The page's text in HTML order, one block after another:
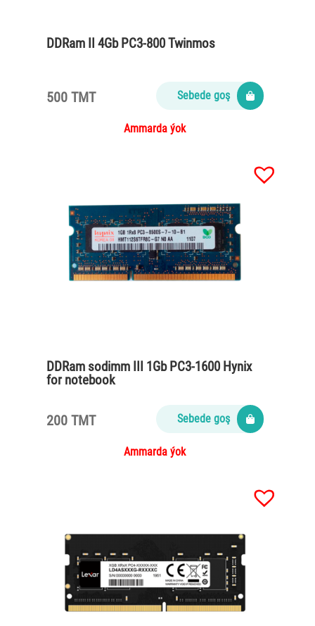
DDRam II 4Gb PC3-800 Twinmos
500 TMT Sebede goş
Ammarda ýok
DDRam sodimm III 1Gb PC3-1600 Hynix
for notebook
200 TMT Sebede goş
Ammarda ýok